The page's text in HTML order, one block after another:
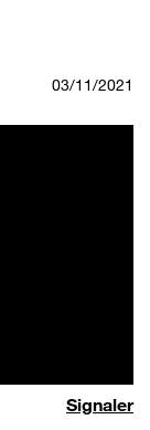
03/11/2021
Signaler